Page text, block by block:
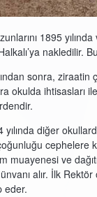
1895
nakledilir.
sonra,
okulda ihtisasları
yılında diğer
cephelere
muayenesi ve
alır. İlk
eder.